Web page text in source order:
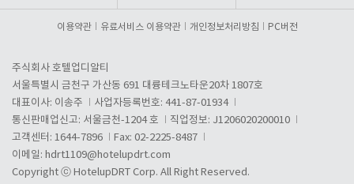
이용약관 유료서비스 이용약관 개인정보처리방침 PC버전
주식회사 호텔업디알티
서울특별시 금천구 가산동 691 대륭테크노타운20차 1807호
대표이사: 이송주
사업자등록번호: 441-87-01934
통신판매업신고: 서울금천-1204 호
직업정보: J1206020200010
고객센터: 1644-7896
Fax: 02-2225-8487
이메일: hdrt1109@hotelupdrt.com
Copyright ⓒ HotelupDRT Corp. All Right Reserved.